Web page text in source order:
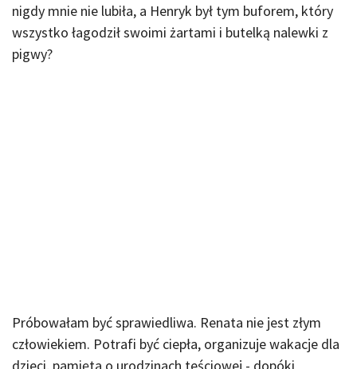
nigdy mnie nie lubiła, a Henryk był tym buforem, który
wszystko łagodził swoimi żartami i butelką nalewki z
pigwy?
Próbowałam być sprawiedliwa. Renata nie jest złym
człowiekiem. Potrafi być ciepła, organizuje wakacje dla